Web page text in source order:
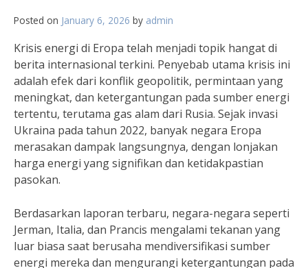
Posted on January 6, 2026 by admin
Krisis energi di Eropa telah menjadi topik hangat di
berita internasional terkini. Penyebab utama krisis ini
adalah efek dari konflik geopolitik, permintaan yang
meningkat, dan ketergantungan pada sumber energi
tertentu, terutama gas alam dari Rusia. Sejak invasi
Ukraina pada tahun 2022, banyak negara Eropa
merasakan dampak langsungnya, dengan lonjakan
harga energi yang signifikan dan ketidakpastian
pasokan.
Berdasarkan laporan terbaru, negara-negara seperti
Jerman, Italia, dan Prancis mengalami tekanan yang
luar biasa saat berusaha mendiversifikasi sumber
energi mereka dan mengurangi ketergantungan pada